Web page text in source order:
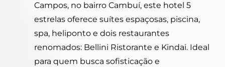
Campos, no bairro Cambuí, este hotel 5
estrelas oferece suítes espaçosas, piscina,
spa, heliponto e dois restaurantes
renomados: Bellini Ristorante e Kindai. Ideal
para quem busca sofisticação e